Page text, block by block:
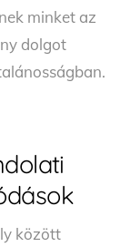
minket az
dolgot
között